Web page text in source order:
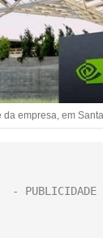
da empresa, em